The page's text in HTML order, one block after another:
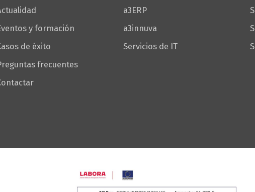
y formación
de éxito
frecuentes
a3ERP
a3innuva
Servicios de IT